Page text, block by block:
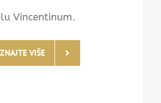
Vincentinum.
VIŠE